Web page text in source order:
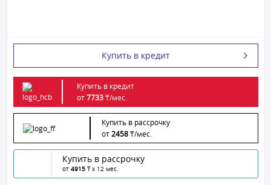
Купить в кредит
Купить в кредит
от7733₸/мес.
Купить в рассрочку
от2458₸/мес.
Купить в рассрочку
от 4915 ₸ x 12 мес.